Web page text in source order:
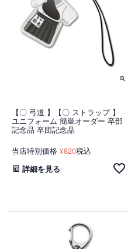
【〇 弓道 】【〇 ストラップ 】
ユニフォーム 簡単オーダー 卒部
記念品 卒団記念品
当店特別価格 ¥820税込
詳細を見る